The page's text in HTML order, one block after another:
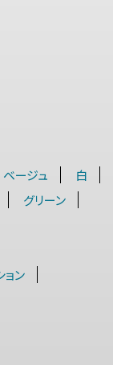
ベージュ
白
グリーン
ョン